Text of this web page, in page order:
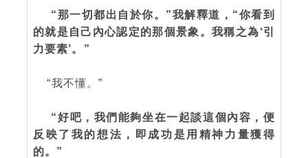
“那一切都出自於你。”我解釋道，“你看到
的就是自己內心認定的那個景象。我稱之為‘引
力要素’。”
“我不懂。”
“好吧，我們能夠坐在一起談這個內容，便
反映了我的想法，即成功是用精神力量獲得
的。”